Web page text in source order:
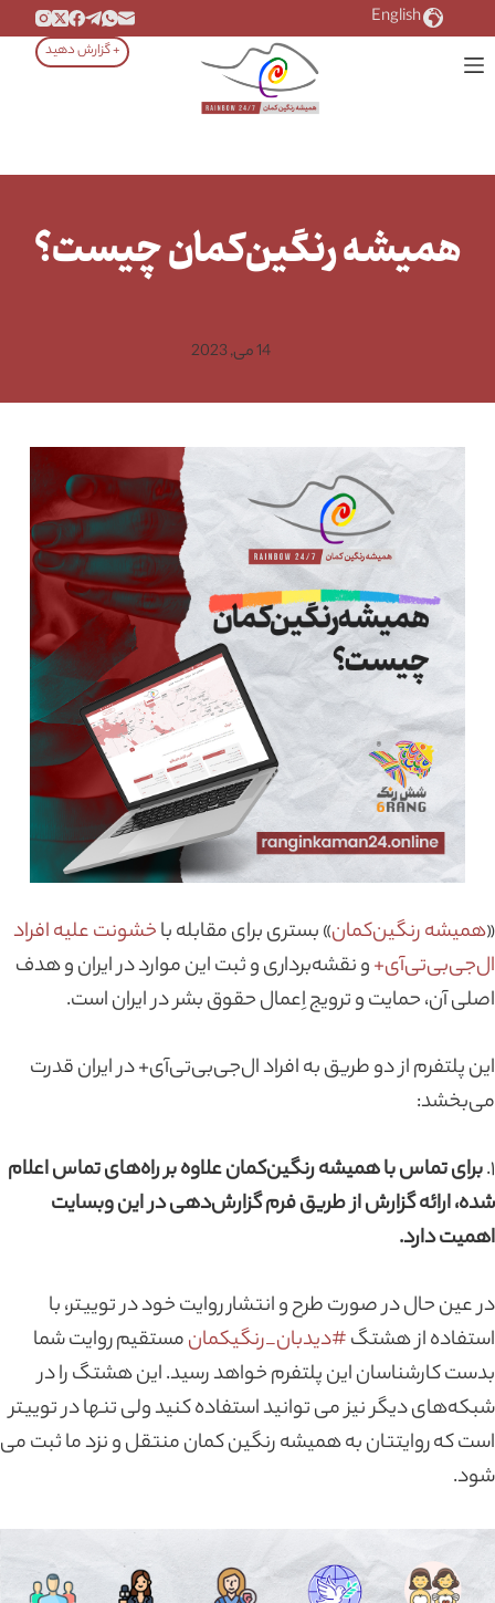
به
محتوا
English
+ گزارش دهید
همیشه رنگین‌کمان چیست؟
14 می, 2023
«همیشه رنگین‌کمان» بستری برای مقابله باخشونت علیه افراد
ال‌جی‌بی‌تی‌آی+و نقشه‌برداری و ثبت این موارد در ایران و هدف
اصلی آن، حمایت و ترویج اِعمال حقوق بشر در ایران است.
این پلتفرم از دو طریق به افراد ال‌جی‌بی‌تی‌آی+ در ایران قدرت
می‌بخشد:
۱. برای تماس با همیشه رنگین‌کمان علاوه بر راه‌های تماس اعلام
شده، ارائه گزارش از طریق فرم گزارش‌دهی در این وبسایت
اهمیت دارد.
در عین حال در صورت طرح و انتشار روایت خود در توییتر، با
استفاده از هشتگ#دیدبان_رنگیکمانمستقیم روایت شما
بدست کارشناسان این پلتفرم خواهد رسید. این هشتگ را در
شبکه‌های دیگر نیز می توانید استفاده کنید ولی تنها در توییتر
است که روایتتان به همیشه رنگین کمان منتقل و نزد ما ثبت می
شود.